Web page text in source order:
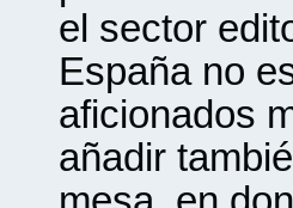
el sector
España no
aficionados
añadir